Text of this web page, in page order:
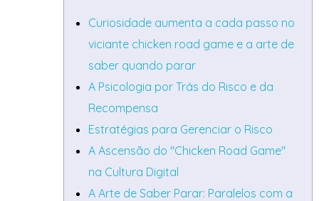
Curiosidade aumenta a cada passo no
viciante chicken road game e a arte de
saber quando parar
A Psicologia por Trás do Risco e da
Recompensa
Estratégias para Gerenciar o Risco
A Ascensão do "Chicken Road Game"
na Cultura Digital
A Arte de Saber Parar: Paralelos com a